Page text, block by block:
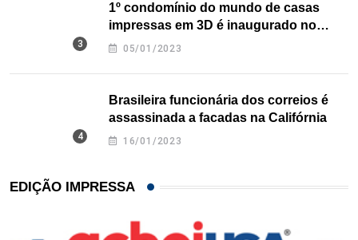
1º condomínio do mundo de casas
impressas em 3D é inaugurado no
Texas
05/01/2023
Brasileira funcionária dos correios é
assassinada a facadas na Califórnia
16/01/2023
EDIÇÃO IMPRESSA